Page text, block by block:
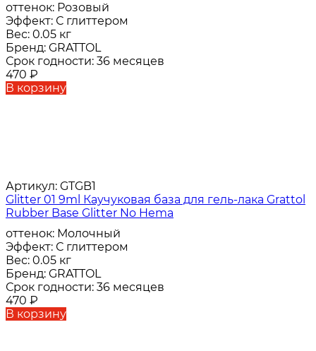
оттенок: Розовый
Эффект: С глиттером
Вес: 0.05 кг
Бренд: GRATTOL
Срок годности: 36 месяцев
470 ₽
В корзину
Артикул: GTGB1
Glitter 01 9ml Каучуковая база для гель-лака Grattol
Rubber Base Glitter No Hema
оттенок: Молочный
Эффект: С глиттером
Вес: 0.05 кг
Бренд: GRATTOL
Срок годности: 36 месяцев
470 ₽
В корзину